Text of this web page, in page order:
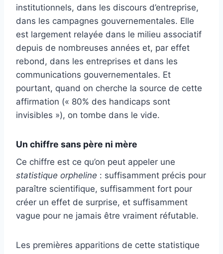
institutionnels, dans les discours d’entreprise,
dans les campagnes gouvernementales. Elle
est largement relayée dans le milieu associatif
depuis de nombreuses années et, par effet
rebond, dans les entreprises et dans les
communications gouvernementales. Et
pourtant, quand on cherche la source de cette
affirmation (« 80% des handicaps sont
invisibles »), on tombe dans le vide.
Un chiffre sans père ni mère
Ce chiffre est ce qu’on peut appeler une
statistique orpheline : suffisamment précis pour
paraître scientifique, suffisamment fort pour
créer un effet de surprise, et suffisamment
vague pour ne jamais être vraiment réfutable.
Les premières apparitions de cette statistique